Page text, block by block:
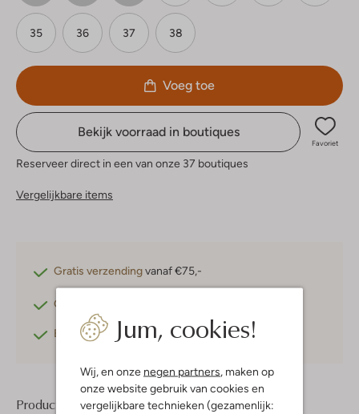
Jum, cookies!
Wij, en onze negen partners , maken op
onze website gebruik van cookies en
vergelijkbare technieken (gezamenlijk:
35 36 37 38
Voeg toe
Bekijk voorraad in boutiques
Favoriet
Reserveer direct in een van onze 37 boutiques
Vergelijkbare items
Gratis verzendingvanaf €75,-
Gratis retourneren
Betaal achterafmet Klarna
Product informatie